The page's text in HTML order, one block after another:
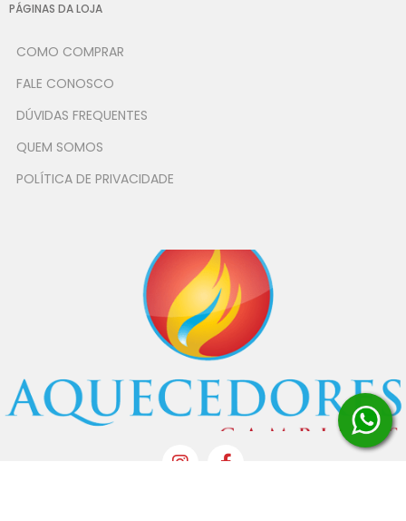
PÁGINAS DA LOJA
COMO COMPRAR
FALE CONOSCO
DÚVIDAS FREQUENTES
QUEM SOMOS
POLÍTICA DE PRIVACIDADE